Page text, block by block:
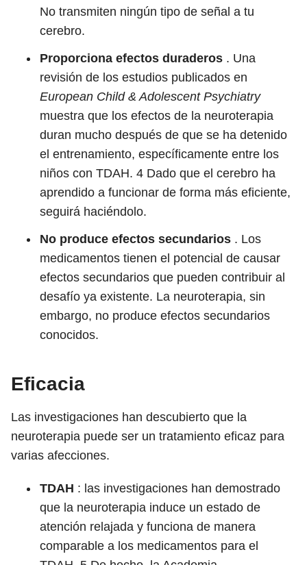
No transmiten ningún tipo de señal a tu
cerebro.
Proporciona efectos duraderos . Una
revisión de los estudios publicados en
European Child & Adolescent Psychiatry
muestra que los efectos de la neuroterapia
duran mucho después de que se ha detenido
el entrenamiento, específicamente entre los
niños con TDAH. 4 Dado que el cerebro ha
aprendido a funcionar de forma más eficiente,
seguirá haciéndolo.
No produce efectos secundarios . Los
medicamentos tienen el potencial de causar
efectos secundarios que pueden contribuir al
desafío ya existente. La neuroterapia, sin
embargo, no produce efectos secundarios
conocidos.
Eficacia
Las investigaciones han descubierto que la
neuroterapia puede ser un tratamiento eficaz para
varias afecciones.
TDAH : las investigaciones han demostrado
que la neuroterapia induce un estado de
atención relajada y funciona de manera
comparable a los medicamentos para el